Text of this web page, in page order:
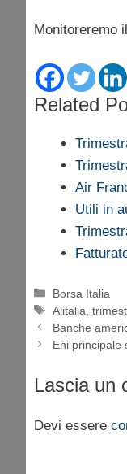
Monitoreremo
Related
Air
Utili in
Categorie
Borsa Italia
Tag
Alitalia ,
Banche
Eni principale
Lascia un
Devi essere